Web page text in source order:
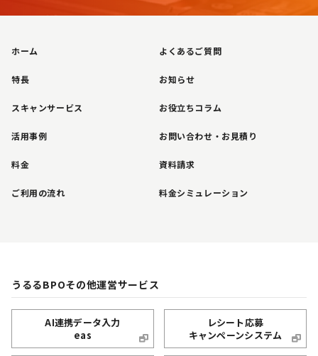
ホーム
特長
スキャンサービス
活用事例
料金
ご利用の流れ
よくあるご質問
お知らせ
お役立ちコラム
お問い合わせ・お見積り
資料請求
料金シミュレーション
うるるBPOその他運営サービス
AI連携データ入力
eas
レシート応募
キャンペーンシステム